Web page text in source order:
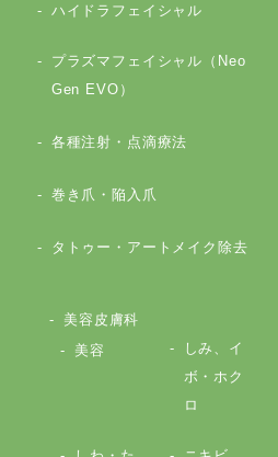
ハイドラフェイシャル
プラズマフェイシャル（Neo
Gen EVO）
各種注射・点滴療法
巻き爪・陥入爪
タトゥー・アートメイク除去
美容皮膚科
美容
しみ、イ
ボ・ホク
ロ